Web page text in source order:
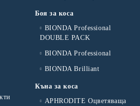
Боя за коса
BIONDA Professional
DOUBLE PACK
BIONDA Professional
BIONDA Brilliant
Къна за коса
APHRODITE Оцветяваща